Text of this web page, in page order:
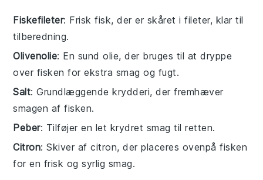
Fiskefileter: Frisk fisk, der er skåret i fileter, klar til
tilberedning.
Olivenolie: En sund olie, der bruges til at dryppe
over fisken for ekstra smag og fugt.
Salt: Grundlæggende krydderi, der fremhæver
smagen af fisken.
Peber: Tilføjer en let krydret smag til retten.
Citron: Skiver af citron, der placeres ovenpå fisken
for en frisk og syrlig smag.